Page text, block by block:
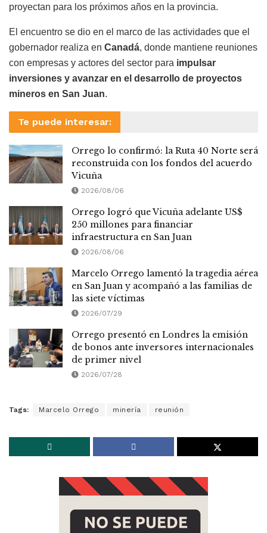
proyectan para los próximos años en la provincia.
El encuentro se dio en el marco de las actividades que el
gobernador realiza en Canadá, donde mantiene reuniones
con empresas y actores del sector para impulsar
inversiones y avanzar en el desarrollo de proyectos
mineros en San Juan.
Te puede interesar:
Orrego lo confirmó: la Ruta 40 Norte será
reconstruida con los fondos del acuerdo
Vicuña
2026/08/06
Orrego logró que Vicuña adelante US$
250 millones para financiar
infraestructura en San Juan
2026/08/06
Marcelo Orrego lamentó la tragedia aérea
en San Juan y acompañó a las familias de
las siete víctimas
2026/07/29
Orrego presentó en Londres la emisión
de bonos ante inversores internacionales
de primer nivel
2026/07/28
Tags: Marcelo Orrego minería reunión